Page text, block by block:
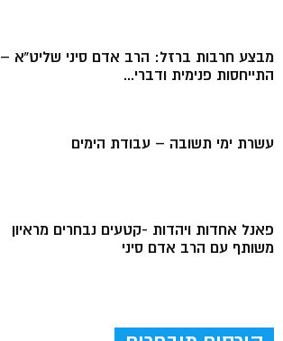
מבצע חרבות ברזל: הרב אדם סיני שליט”א –
התייחסות פנימית ודברי...
עשרת ימי תשובה – עבודת הימים
פאנל אחדות ויהדות -קטעים נבחרים מראיון
משותף עם הרב אדם סיני